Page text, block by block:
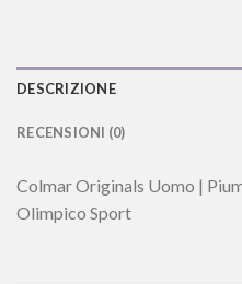
DESCRIZIONE
RECENSIONI (0)
Colmar Originals Uomo |
Olimpico Sport